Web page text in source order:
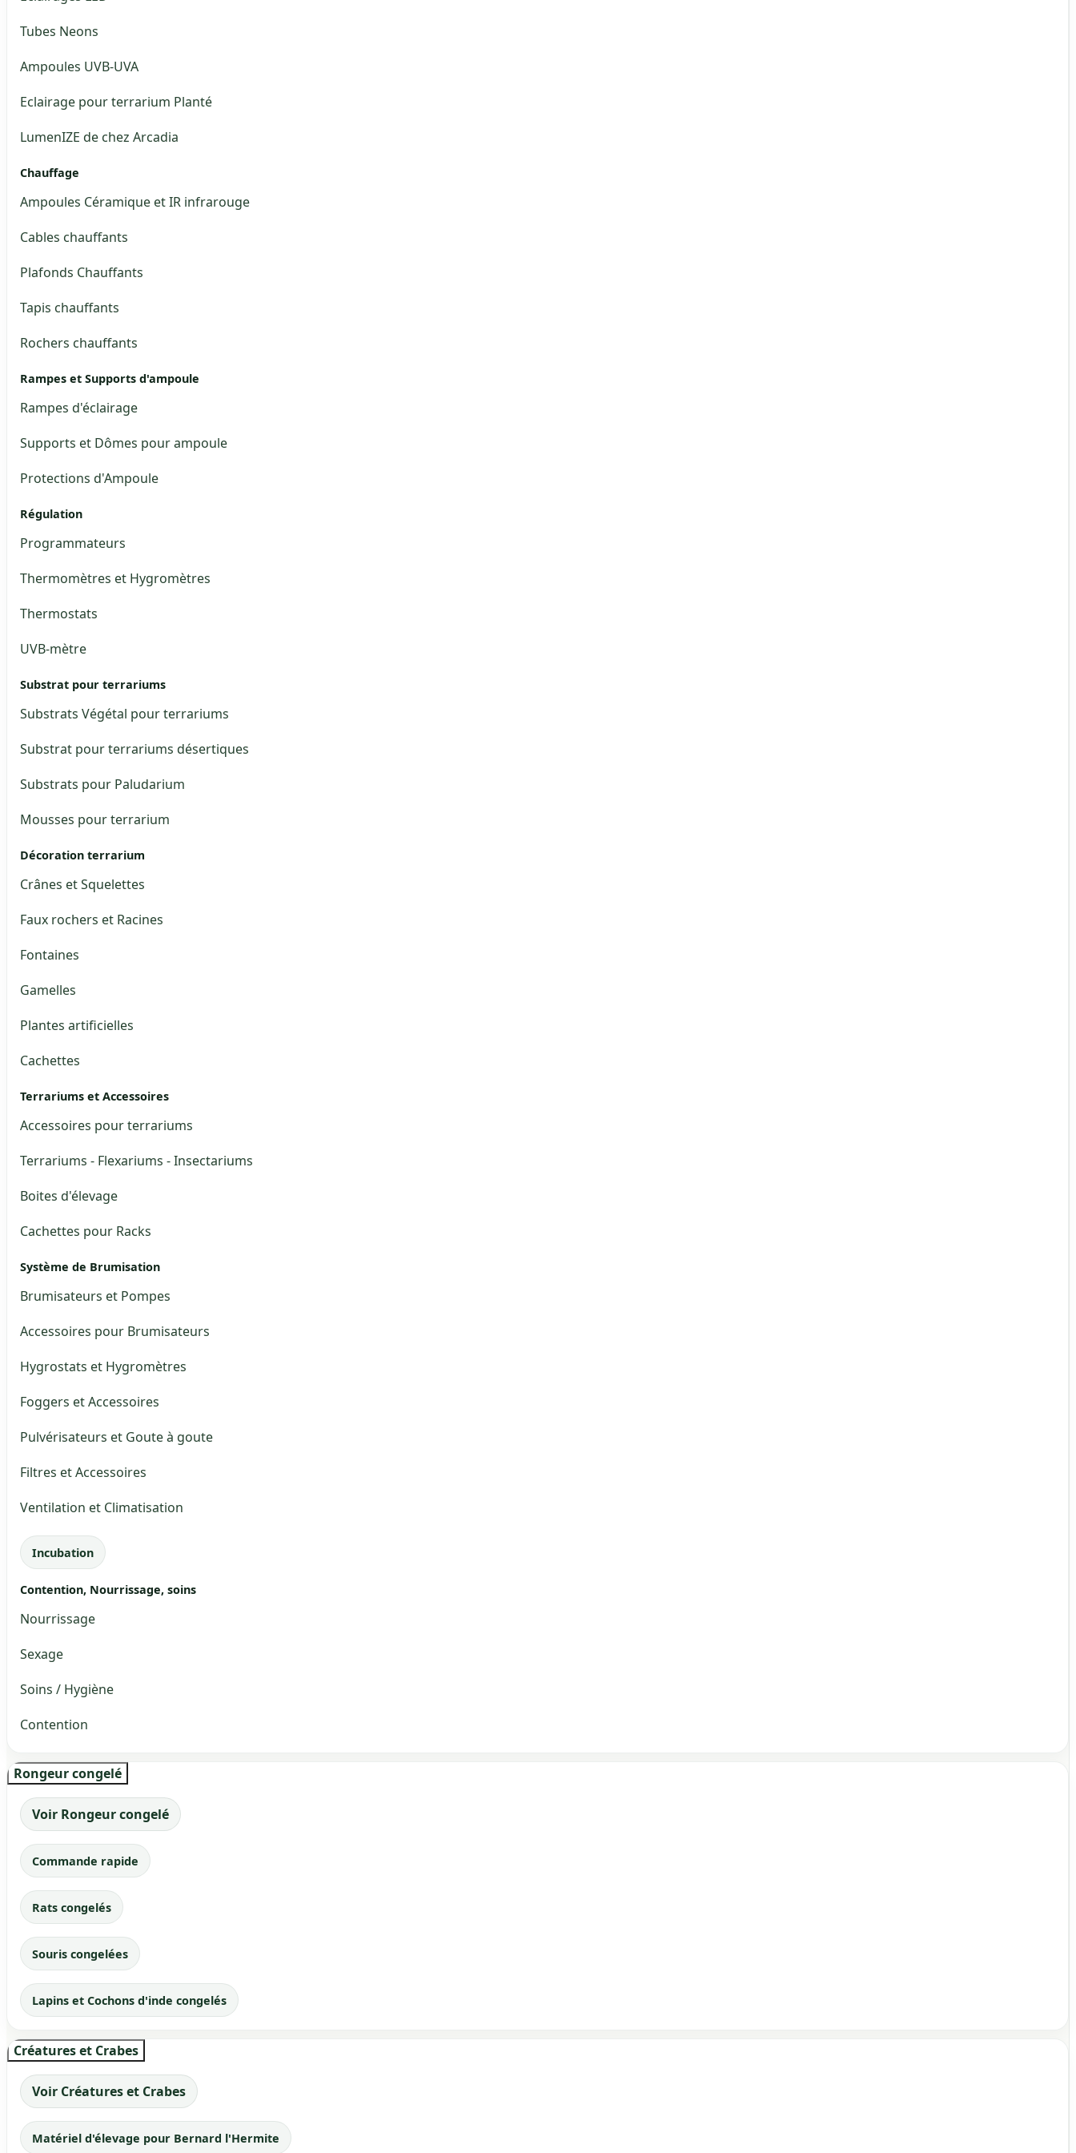
Tubes Neons
Ampoules UVB-UVA
Eclairage pour terrarium Planté
LumenIZE de chez Arcadia
Chauffage
Ampoules Céramique et IR infrarouge
Cables chauffants
Plafonds Chauffants
Tapis chauffants
Rochers chauffants
Rampes et Supports d'ampoule
Rampes d'éclairage
Supports et Dômes pour ampoule
Protections d'Ampoule
Régulation
Programmateurs
Thermomètres et Hygromètres
Thermostats
UVB-mètre
Substrat pour terrariums
Substrats Végétal pour terrariums
Substrat pour terrariums désertiques
Substrats pour Paludarium
Mousses pour terrarium
Décoration terrarium
Crânes et Squelettes
Faux rochers et Racines
Fontaines
Gamelles
Plantes artificielles
Cachettes
Terrariums et Accessoires
Accessoires pour terrariums
Terrariums - Flexariums - Insectariums
Boites d'élevage
Cachettes pour Racks
Système de Brumisation
Brumisateurs et Pompes
Accessoires pour Brumisateurs
Hygrostats et Hygromètres
Foggers et Accessoires
Pulvérisateurs et Goute à goute
Filtres et Accessoires
Ventilation et Climatisation
Incubation
Contention, Nourrissage, soins
Nourrissage
Sexage
Soins / Hygiène
Contention
Rongeur congelé
Voir Rongeur congelé
Commande rapide
Rats congelés
Souris congelées
Lapins et Cochons d'inde congelés
Créatures et Crabes
Voir Créatures et Crabes
Matériel d'élevage pour Bernard l'Hermite